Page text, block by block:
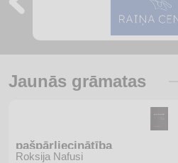
Jaunās grāmatas
pašpārliecinātība
Roksija Nafusi